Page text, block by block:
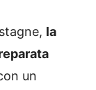
la
un